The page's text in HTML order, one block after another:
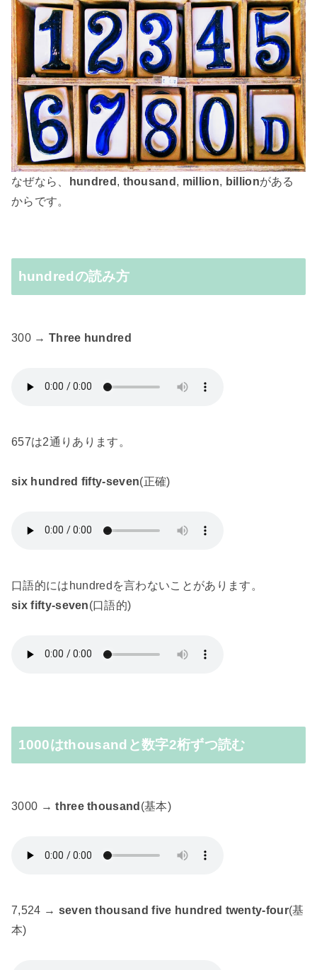
なぜなら、 hundred , thousand , million, billionがある
からです。
hundredの読み方
300 → Three hundred
657は2通りあります。
six hundred fifty-seven(正確)
口語的にはhundredを言わないことがあります。
six fifty-seven(口語的)
1000はthousandと数字2桁ずつ読む
3000 →three thousand (基本)
7,524 → seven thousand five hundred twenty-four(基
本)